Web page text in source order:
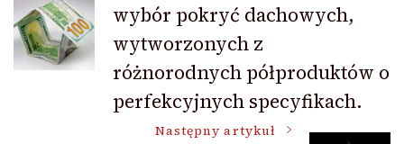
wpisuwybór pokryć dachowych,
wytworzonych z
różnorodnych półproduktów o
perfekcyjnych specyfikach.
Następny artykuł